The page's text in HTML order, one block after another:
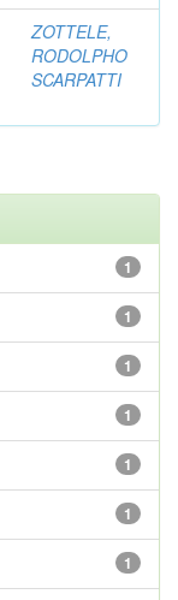
ZOTTELE,
RODOLPHO
SCARPATTI
1
1
1
1
1
1
1